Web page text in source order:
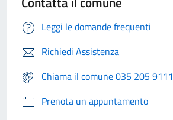
Leggi le domande frequenti
Richiedi Assistenza
Chiama il comune 035 205 9111
Prenota un appuntamento